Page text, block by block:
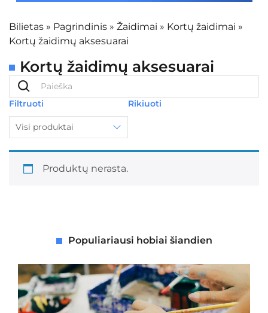
Bilietas » Pagrindinis » Žaidimai » Kortų žaidimai »
Kortų žaidimų aksesuarai
Kortų žaidimų aksesuarai
Filtruoti
Visi produktai
Rikiuoti
Produktų nerasta.
Populiariausi hobiai šiandien